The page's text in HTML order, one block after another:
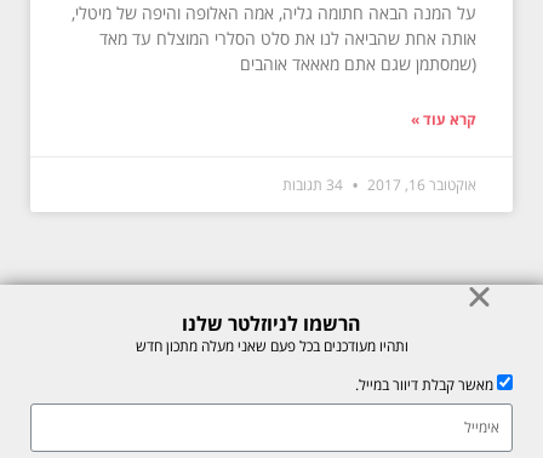
על המנה הבאה חתומה גליה, אמה האלופה והיפה של מיטלי,
אותה אחת שהביאה לנו את סלט הסלרי המוצלח עד מאד
(שמסתמן שגם אתם מאאאד אוהבים
קרא עוד »
אוקטובר 16, 2017
© כל הזכויות לתוכן באתר שמורות למיכל רוזנבך 2026. אין להעתיק או לשכפל
אתר זה מוגן על ידי reCAPTCHA של חברת Google, לצפייה ב-
הרשמו לניוזלטר שלנו
ותהיו מעודכנים בכל פעם שאני מעלה מתכון חדש
מאשר קבלת דיוור במייל.